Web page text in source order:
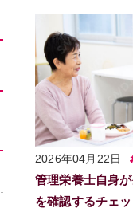
2026年04月22日
管理栄養士自身
を確認するチェ